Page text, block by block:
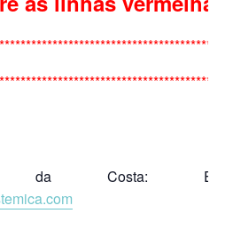
da Costa: